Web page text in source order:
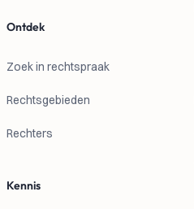
Ontdek
Zoek in rechtspraak
Rechtsgebieden
Rechters
Kennis